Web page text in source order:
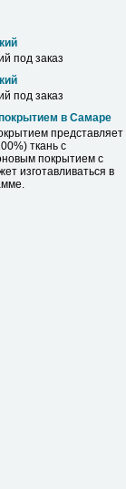
под заказ
под заказ
в Самаре
представляет
ткань с
покрытием с
изготавливаться в